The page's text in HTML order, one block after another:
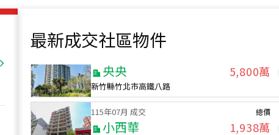
最新成交社區物件
115年07月 成交
新竹縣竹北市高鐵八路
115年07月 成交
小西華
台北市內湖區康寧路三段
總價
1,938萬